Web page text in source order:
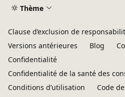
Thème
Clause d’exclusion de
Versions antérieures
Blog
Confidentialité
Confidentialité de la santé des
Conditions d’utilisation
Code